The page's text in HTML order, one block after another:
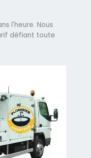
l'heure. Nous
défiant toute